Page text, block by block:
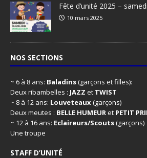
Fête d’unité 2025 –
10 mars 2025
NOS SECTIONS
~ 6 à 8 ans: Baladins(garçons et filles):
Deux ribambelles : JAZZ et TWIST
~ 8 à 12 ans: Louveteaux(garçons)
Deux meutes : BELLE HUMEURet PETIT
~ 12 à 16 ans: Eclaireurs/Scouts(garçons)
Une troupe
STAFF D’UNITÉ